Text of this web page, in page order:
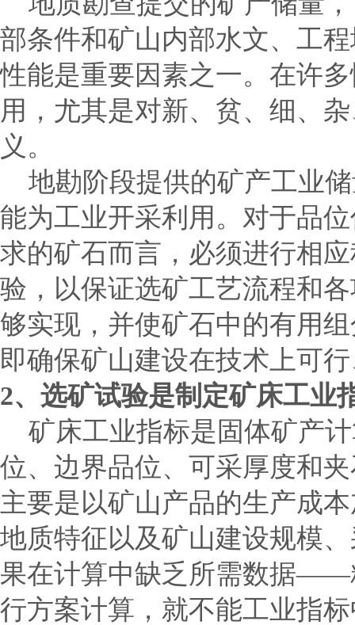
部条件和矿山内部水文、工
性能是重要因素之一。在许
用，尤其是对新、贫、细、
义。
地勘阶段提供的矿产工业
能为工业开采利用。对于品
求的矿石而言，必须进行相
验，以保证选矿工艺流程和
够实现，并使矿石中的有用
即确保矿山建设在技术上可
2、选矿试验是制定矿床工业
矿床工业指标是固体矿产
位、边界品位、可采厚度和
主要是以矿山产品的生产成
地质特征以及矿山建设规模
果在计算中缺乏所需数据——
行方案计算，就不能工业指